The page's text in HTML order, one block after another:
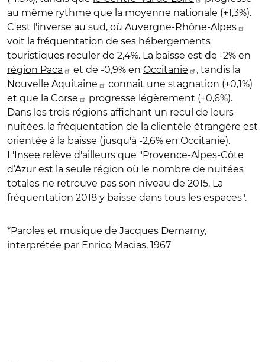
au même rythme que la moyenne nationale (+1,3%).
C'est l'inverse au sud, où Auvergne-Rhône-Alpes
voit la fréquentation de ses hébergements
touristiques reculer de 2,4%. La baisse est de -2% en
région Paca
et de -0,9% en Occitanie
, tandis la
Nouvelle Aquitaine
connaît une stagnation (+0,1%)
et que la Corse
progresse légèrement (+0,6%).
Dans les trois régions affichant un recul de leurs
nuitées, la fréquentation de la clientèle étrangère est
orientée à la baisse (jusqu'à -2,6% en Occitanie).
L'Insee relève d'ailleurs que "Provence-Alpes-Côte
d’Azur est la seule région où le nombre de nuitées
totales ne retrouve pas son niveau de 2015. La
fréquentation 2018 y baisse dans tous les espaces".
*Paroles et musique de Jacques Demarny,
interprétée par Enrico Macias, 1967